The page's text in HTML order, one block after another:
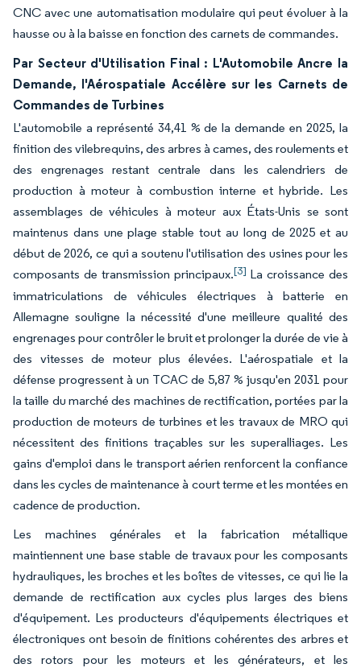
CNC avec une automatisation modulaire qui peut évoluer à la
hausse ou à la baisse en fonction des carnets de commandes.
Par Secteur d'Utilisation Final : L'Automobile Ancre la
Demande, l'Aérospatiale Accélère sur les Carnets de
Commandes de Turbines
L'automobile a représenté 34,41 % de la demande en 2025, la
finition des vilebrequins, des arbres à cames, des roulements et
des engrenages restant centrale dans les calendriers de
production à moteur à combustion interne et hybride. Les
assemblages de véhicules à moteur aux États-Unis se sont
maintenus dans une plage stable tout au long de 2025 et au
début de 2026, ce qui a soutenu l'utilisation des usines pour les
composants de transmission principaux.[3] La croissance des
immatriculations de véhicules électriques à batterie en
Allemagne souligne la nécessité d'une meilleure qualité des
engrenages pour contrôler le bruit et prolonger la durée de vie à
des vitesses de moteur plus élevées. L'aérospatiale et la
défense progressent à un TCAC de 5,87 % jusqu'en 2031 pour
la taille du marché des machines de rectification, portées par la
production de moteurs de turbines et les travaux de MRO qui
nécessitent des finitions traçables sur les superalliages. Les
gains d'emploi dans le transport aérien renforcent la confiance
dans les cycles de maintenance à court terme et les montées en
cadence de production.
Les machines générales et la fabrication métallique
maintiennent une base stable de travaux pour les composants
hydrauliques, les broches et les boîtes de vitesses, ce qui lie la
demande de rectification aux cycles plus larges des biens
d'équipement. Les producteurs d'équipements électriques et
électroniques ont besoin de finitions cohérentes des arbres et
des rotors pour les moteurs et les générateurs, et les